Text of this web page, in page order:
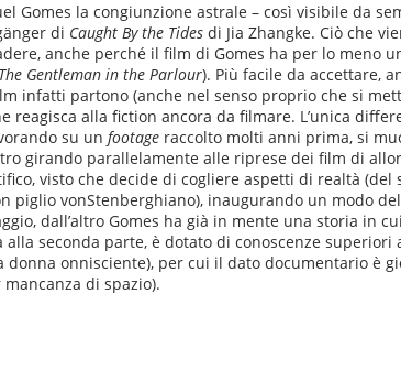
Gomes la congiunzione astrale – così visibile da
di Caught By the Tides di Jia Zhangke. Ciò che
anche perché il film di Gomes ha per lo meno
The Gentleman in the Parlour). Più facile da accettare,
infatti partono (anche nel senso proprio che si
alla fiction ancora da filmare. L’unica
su un footage raccolto molti anni prima, si
girando parallelamente alle riprese dei film di
visto che decide di cogliere aspetti di realtà (del
vonStenberghiano), inaugurando un modo
dall’altro Gomes ha già in mente una storia in
seconda parte, è dotato di conoscenze
onnisciente), per cui il dato documentario è
di spazio).